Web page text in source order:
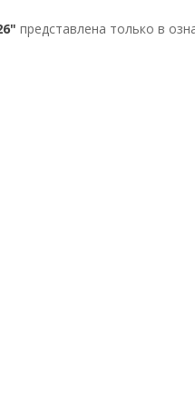
представлена только в